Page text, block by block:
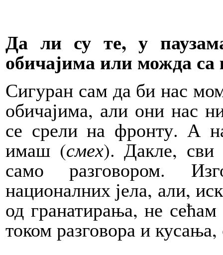
Да ли су те, у
обичајима или можда
Сигуран сам да би нас
обичајима, али они нас
се срели на фронту. А
имаш (смех). Дакле, сви
само разговором.
националних јела, али,
од гранатирања, не
током разговора и